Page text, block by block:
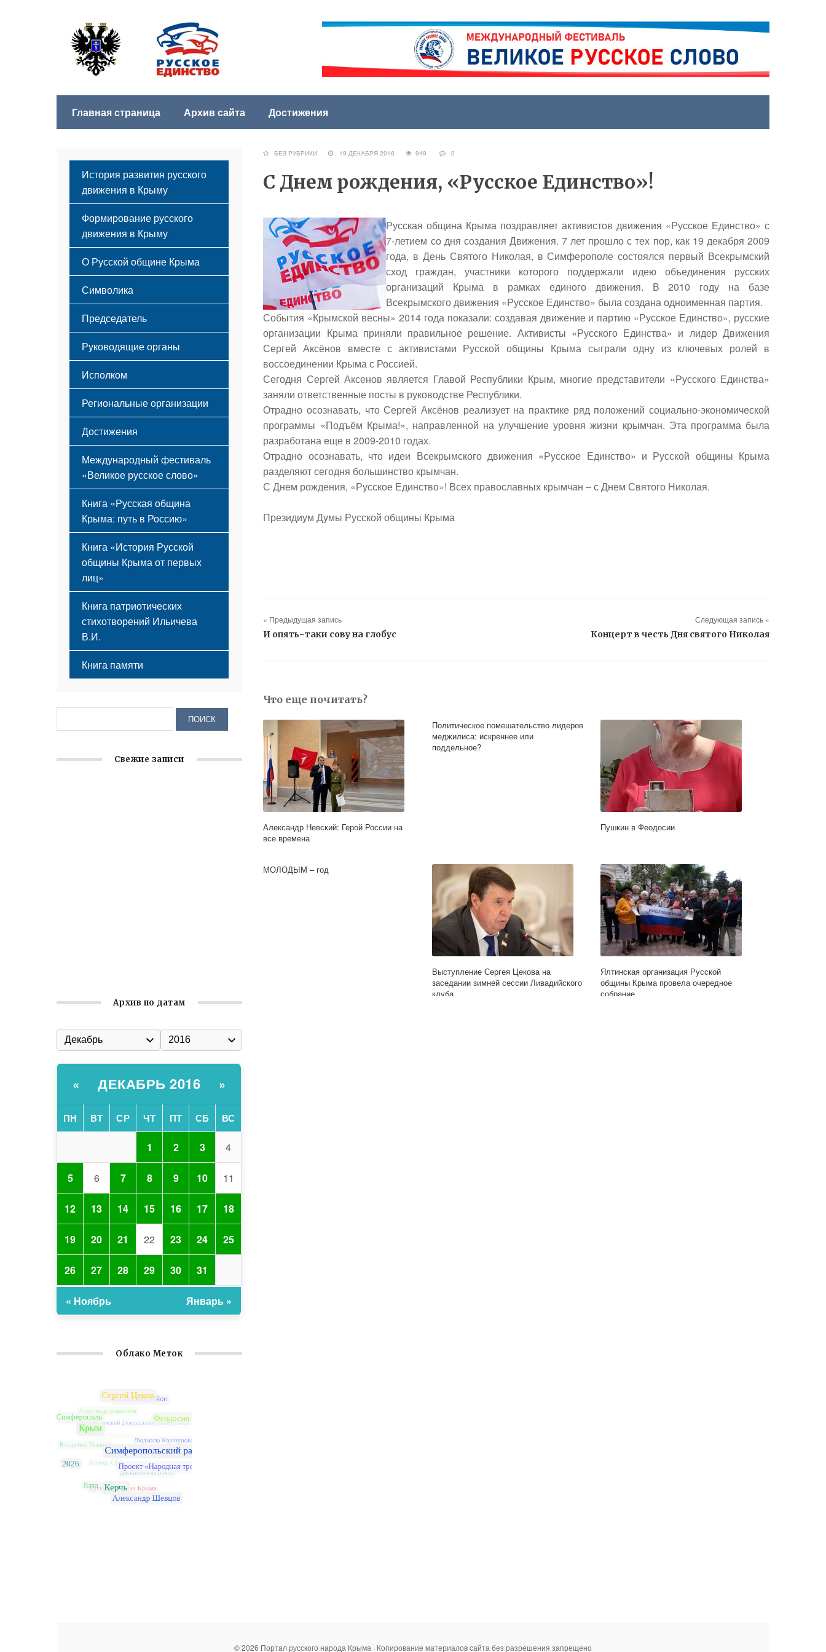
Главная страница Архив сайта Достижения
БЕЗ РУБРИКИ 19 ДЕКАБРЯ 2016 949 0
С Днем рождения, «Русское Единство»!
Русская община Крыма поздравляет активистов движения «Русское Единство» с
7-летием со дня создания Движения. 7 лет прошло с тех пор, как 19 декабря 2009
года, в День Святого Николая, в Симферополе состоялся первый Всекрымский
сход граждан, участники которого поддержали идею объединения русских
организаций Крыма в рамках единого движения. В 2010 году на базе
Всекрымского движения «Русское Единство» была создана одноименная партия.
События «Крымской весны» 2014 года показали: создавая движение и партию «Русское Единство», русские
организации Крыма приняли правильное решение. Активисты «Русского Единства» и лидер Движения
Сергей Аксёнов вместе с активистами Русской общины Крыма сыграли одну из ключевых ролей в
воссоединении Крыма с Россией.
Сегодня Сергей Аксенов является Главой Республики Крым, многие представители «Русского Единства»
заняли ответственные посты в руководстве Республики.
Отрадно осознавать, что Сергей Аксёнов реализует на практике ряд положений социально-экономической
программы «Подъём Крыма!», направленной на улучшение уровня жизни крымчан. Эта программа была
разработана еще в 2009-2010 годах.
Отрадно осознавать, что идеи Всекрымского движения «Русское Единство» и Русской общины Крыма
разделяют сегодня большинство крымчан.
С Днем рождения, «Русское Единство»! Всех православных крымчан – с Днем Святого Николая.
Президиум Думы Русской общины Крыма
« Предыдущая запись
И опять-таки сову на глобус
Следующая запись »
Концерт в честь Дня святого Николая
Что еще почитать?
Александр Невский: Герой России на
все времена
Политическое помешательство лидеров
меджилиса: искреннее или
поддельное?
Пушкин в Феодосии
МОЛОДЫМ – год
Выступление Сергея Цекова на
заседании зимней сессии Ливадийского
клуба
Ялтинская организация Русской
общины Крыма провела очередное
собрание
История развития русского
движения в Крыму
Формирование русского
движения в Крыму
Русский Крым
О Русской общине Крыма
Этапы становления
Принципы деятельности
Структура
Мероприятия
Символика
Флаг
Герб
Гимн
Председатель
Руководящие органы
Исполком
Региональные организации
Достижения
Международный фестиваль
«Великое русское слово»
Книга «Русская община
Крыма: путь в Россию»
Книга «История Русской
общины Крыма от первых
лиц»
Книга патриотических
стихотворений Ильичева
В.И.
Книга памяти
Свежие записи
Архив по датам
« ДЕКАБРЬ 2016 »
ПН ВТ СР ЧТ ПТ СБ ВС
1 2 3 4
5 6 7 8 9 10 11
12 13 14 15 16 17 18
19 20 21 22 23 24 25
26 27 28 29 30 31
« Ноябрь Январь »
Облако Меток
© 2026 Портал русского народа Крыма · Копирование материалов сайта без разрешения запрещено